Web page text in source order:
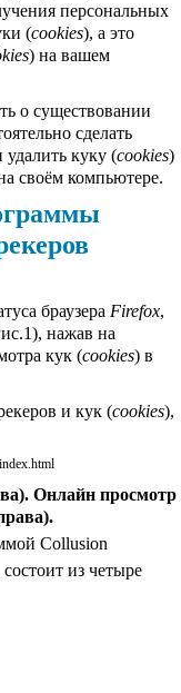
персональных
(cookies), а это
) на вашем
о существовании
сделать
куку (cookies)
своём компьютере.
браузера Firefox,
нажав на
кук (cookies) в
и кук (cookies),
Онлайн просмотр
из четыре